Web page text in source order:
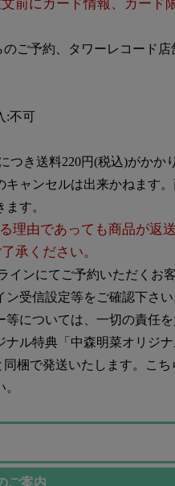
前にカード情報、カード
ご予約、タワーレコード
:不可
つき送料220円(税込)がかか
ャンセルは出来かねます
す。
理由であっても商品が返
承ください。
ンにてご予約いただくお客
ン受信設定等をご確認下さ
等については、一切の責任
ル特典「中森明菜オリジ
梱で発送いたします。こ
ご案内